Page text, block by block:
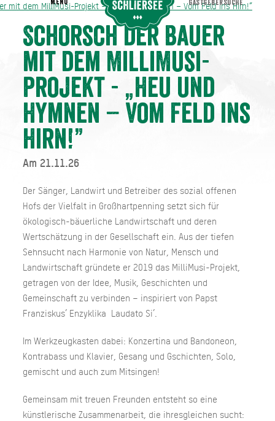
mit dem MilliMusi-Projekt - „Heu und Hymnen – Vom Feld ins Hirn!”
Schorsch der Bauer
mit dem MilliMusi-
Projekt - „Heu und
Hymnen – Vom Feld ins
Hirn!”
Am 21.11.26
Der Sänger, Landwirt und Betreiber des sozial offenen
Hofs der Vielfalt in Großhartpenning setzt sich für
ökologisch-bäuerliche Landwirtschaft und deren
Wertschätzung in der Gesellschaft ein. Aus der tiefen
Sehnsucht nach Harmonie von Natur, Mensch und
Landwirtschaft gründete er 2019 das MilliMusi-Projekt,
getragen von der Idee, Musik, Geschichten und
Gemeinschaft zu verbinden – inspiriert von Papst
Franziskus’ Enzyklika Laudato Si’.
Im Werkzeugkasten dabei: Konzertina und Bandoneon,
Kontrabass und Klavier, Gesang und Gschichten, Solo,
gemischt und auch zum Mitsingen!
Gemeinsam mit treuen Freunden entsteht so eine
künstlerische Zusammenarbeit, die ihresgleichen sucht:
mit dem MilliMusi-Projekt - „Heu und Hymnen – Vom Feld ins Hirn!”
MENU GASTGEBERSUCHE